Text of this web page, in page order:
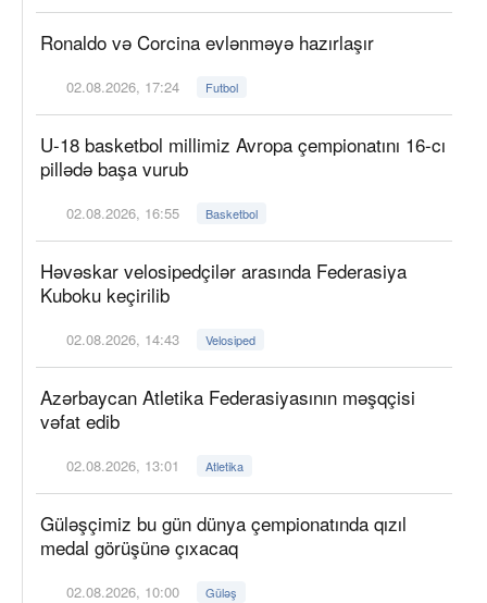
Ronaldo və Corcina evlənməyə hazırlaşır
02.08.2026, 17:24 Futbol
U-18 basketbol millimiz Avropa çempionatını 16-cı
pillədə başa vurub
02.08.2026, 16:55 Basketbol
Həvəskar velosipedçilər arasında Federasiya
Kuboku keçirilib
02.08.2026, 14:43 Velosiped
Azərbaycan Atletika Federasiyasının məşqçisi
vəfat edib
02.08.2026, 13:01 Atletika
Güləşçimiz bu gün dünya çempionatında qızıl
medal görüşünə çıxacaq
02.08.2026, 10:00 Güləş